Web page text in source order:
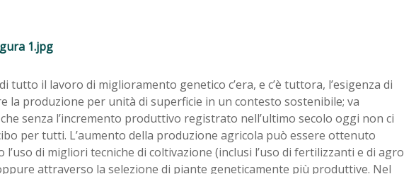
1.jpg
tutto il lavoro di miglioramento genetico c’era, e c’è tuttora, l’esigenza di
la produzione per unità di superficie in un contesto sostenibile; va
senza l’incremento produttivo registrato nell’ultimo secolo oggi non ci
per tutti. L’aumento della produzione agricola può essere ottenuto
l’uso di migliori tecniche di coltivazione (inclusi l’uso di fertilizzanti e di agro
attraverso la selezione di piante geneticamente più produttive. Nel